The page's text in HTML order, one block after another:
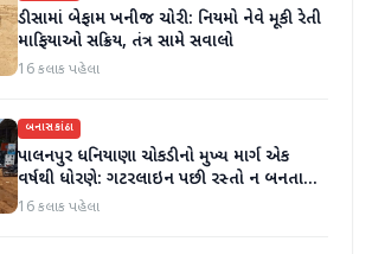
ડીસામાં બેફામ ખનીજ ચોરી: નિયમો નેવે મૂકી રેતી
માફિયાઓ સક્રિય, તંત્ર સામે સવાલો
16 કલાક પહેલા
બનાસકાંઠા
પાલનપુર ધનિયાણા ચોકડીનો મુખ્ય માર્ગ એક
વર્ષથી ધોરણે: ગટરલાઇન પછી રસ્તો ન બનતા
હાલાકી
16 કલાક પહેલા